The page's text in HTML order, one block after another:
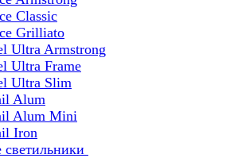
Classic
Grilliato
Ultra Armstrong
Ultra Frame
Ultra Slim
Alum
Alum Mini
Iron